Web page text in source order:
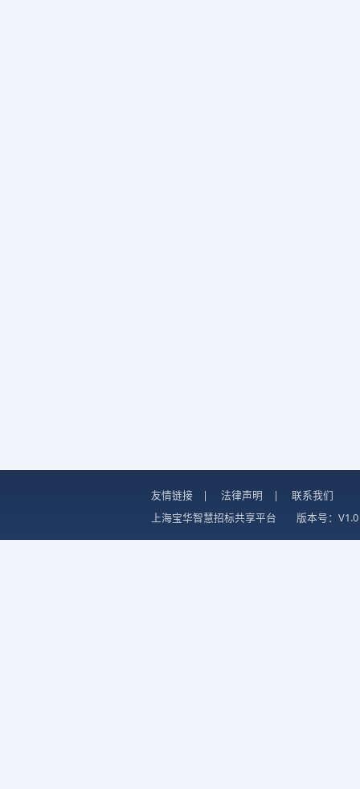
友情链接 | 法律声明 |
联系我们
上海宝华智慧招标共享平台
版本号：V1.0